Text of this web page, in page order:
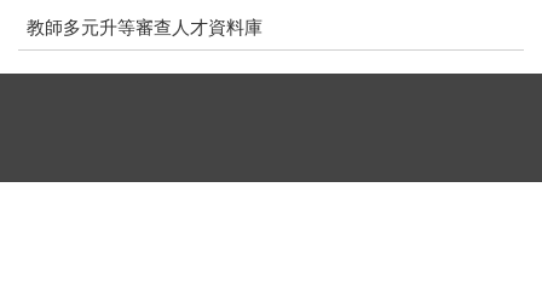
教師多元升等審查人才資料庫